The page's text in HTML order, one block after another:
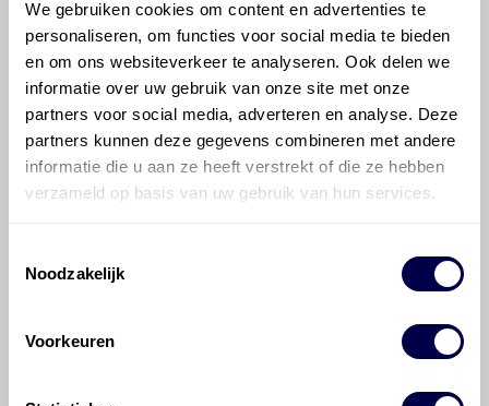
We gebruiken cookies om content en advertenties te
personaliseren, om functies voor social media te bieden
en om ons websiteverkeer te analyseren. Ook delen we
informatie over uw gebruik van onze site met onze
partners voor social media, adverteren en analyse. Deze
partners kunnen deze gegevens combineren met andere
informatie die u aan ze heeft verstrekt of die ze hebben
verzameld op basis van uw gebruik van hun services.
Noodzakelijk
Voorkeuren
Mobil 75W90 Multi-Vehicle
Ververs elke 15000 km/ 12 maanden